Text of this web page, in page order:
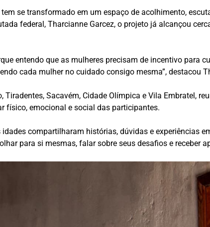
se transformado em um espaço de acolhimento,
federal, Tharcianne Garcez, o projeto já alcançou
entendo que as mulheres precisam de incentivo para
cada mulher no cuidado consigo mesma”, destacou
Tiradentes, Sacavém, Cidade Olímpica e Vila Embratel,
físico, emocional e social das participantes.
compartilharam histórias, dúvidas e experiências
para si mesmas, falar sobre seus desafios e receber